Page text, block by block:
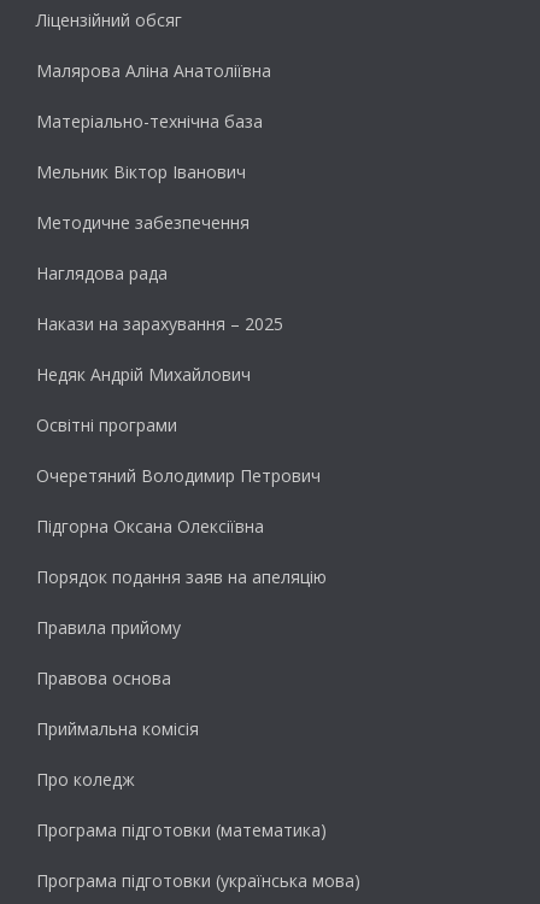
Ліцензійний обсяг
Малярова Аліна Анатоліївна
Матеріально-технічна база
Мельник Віктор Іванович
Методичне забезпечення
Наглядова рада
Накази на зарахування – 2025
Недяк Андрій Михайлович
Освітні програми
Очеретяний Володимир Петрович
Підгорна Оксана Олексіївна
Порядок подання заяв на апеляцію
Правила прийому
Правова основа
Приймальна комісія
Про коледж
Програма підготовки (математика)
Програма підготовки (українська мова)